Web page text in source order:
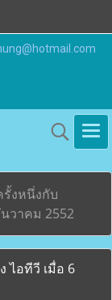
รั้งหนึ่งกับ
วาคม 2552
ไอทีวี เมื่อ 6